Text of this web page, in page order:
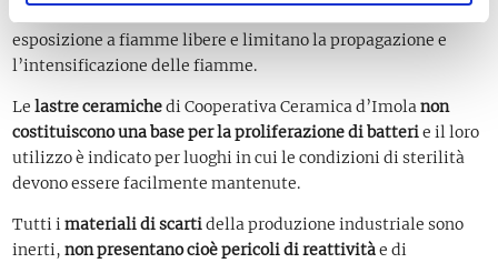
esposizione a fiamme libere e limitano la propagazione e
l’intensificazione delle fiamme.
Lelastre ceramichedi Cooperativa Ceramica d’Imolanon
costituiscono una base per la proliferazione di batterie il loro
utilizzo è indicato per luoghi in cui le condizioni di sterilità
devono essere facilmente mantenute.
Tutti imateriali di scartidella produzione industriale sono
inerti,non presentano cioè pericoli di reattivitàe di